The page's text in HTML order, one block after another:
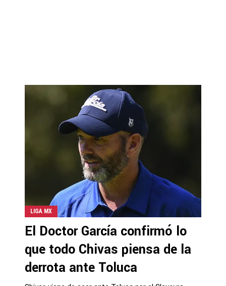
LIGA MX
El Doctor García confirmó lo
que todo Chivas piensa de la
derrota ante Toluca